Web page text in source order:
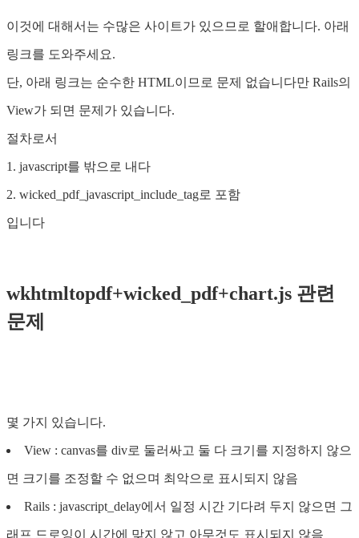
이것에 대해서는 수많은 사이트가 있으므로 할애합니다. 아래
링크를 도와주세요.
단, 아래 링크는 순수한 HTML이므로 문제 없습니다만 Rails의
View가 되면 문제가 있습니다.
절차로서
1. javascript를 밖으로 내다
2. wicked_pdf_javascript_include_tag로 포함
입니다
wkhtmltopdf+wicked_pdf+chart.js 관련
문제
몇 가지 있습니다.
View : canvas를 div로 둘러싸고 둘 다 크기를 지정하지 않으
면 크기를 조정할 수 없으며 최악으로 표시되지 않음
Rails : javascript_delay에서 일정 시간 기다려 두지 않으면 그
래프 드로잉이 시간에 맞지 않고 아무것도 표시되지 않음